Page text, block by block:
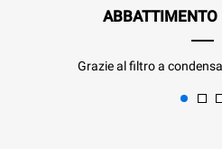
ABBATTIMENTO
Grazie al filtro a